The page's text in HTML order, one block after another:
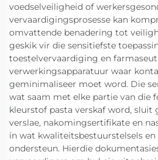
voedselveiligheid of
vervaardigingsprosesse kan
omvattende benadering tot
geskik vir die sensitiefste
toestelvervaardiging en
verwerkingsapparatuur waar
geminimaliseer moet word. Die
wat saam met elke partie van die
kleurstof pasta verskaf word, sluit
verslae, nakomingsertifikate en
in wat kwaliteitsbestuurstelsels
ondersteun. Hierdie